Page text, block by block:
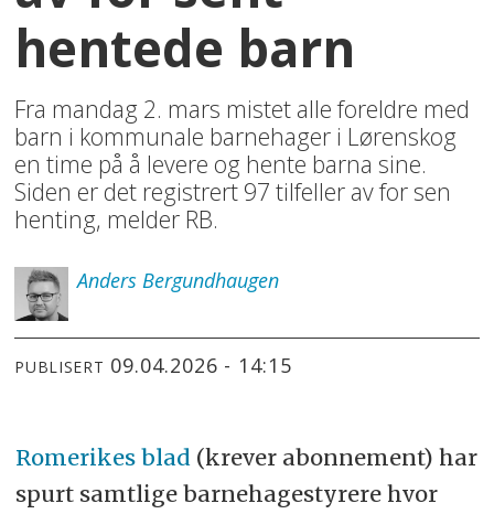
hentede barn
Fra mandag 2. mars mistet alle foreldre med
barn i kommunale barnehager i Lørenskog
en time på å levere og hente barna sine.
Siden er det registrert 97 tilfeller av for sen
henting, melder RB.
Anders Bergundhaugen
PUBLISERT 09.04.2026 - 14:15
Romerikes blad (krever abonnement) har
spurt samtlige barnehagestyrere hvor